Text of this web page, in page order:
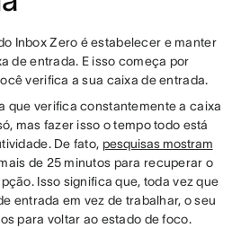
Inbox Zero é estabelecer e manter
de entrada. E isso começa por
verifica a sua caixa de entrada.
que verifica constantemente a caixa
mas fazer isso o tempo todo está
De fato, pesquisas mostram
de 25 minutos para recuperar o
Isso significa que, toda vez que
entrada em vez de trabalhar, o seu
para voltar ao estado de foco.